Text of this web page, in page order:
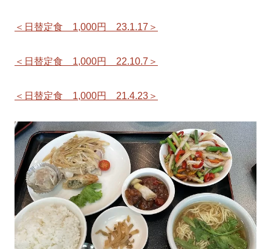
＜日替定食 1,000円 23.1.17＞
＜日替定食 1,000円 22.10.7＞
＜日替定食 1,000円 21.4.23＞